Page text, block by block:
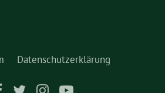
Datenschutzerklärung